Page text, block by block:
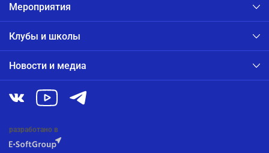
Мероприятия
Клубы и школы
Новости и медиа
разработано в